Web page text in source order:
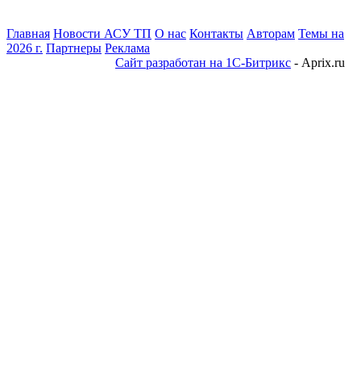
Главная Новости АСУ ТП О нас Контакты Авторам Темы на
2026 г. Партнеры Реклама
Сайт разработан на 1С-Битрикс - Aprix.ru